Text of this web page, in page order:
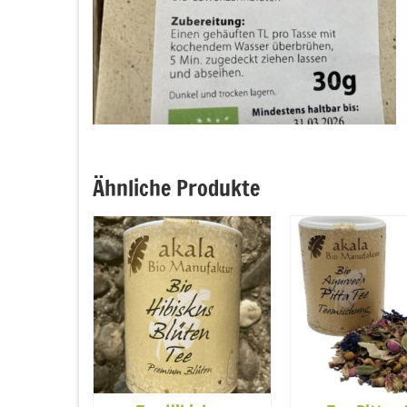
Ähnliche Produkte